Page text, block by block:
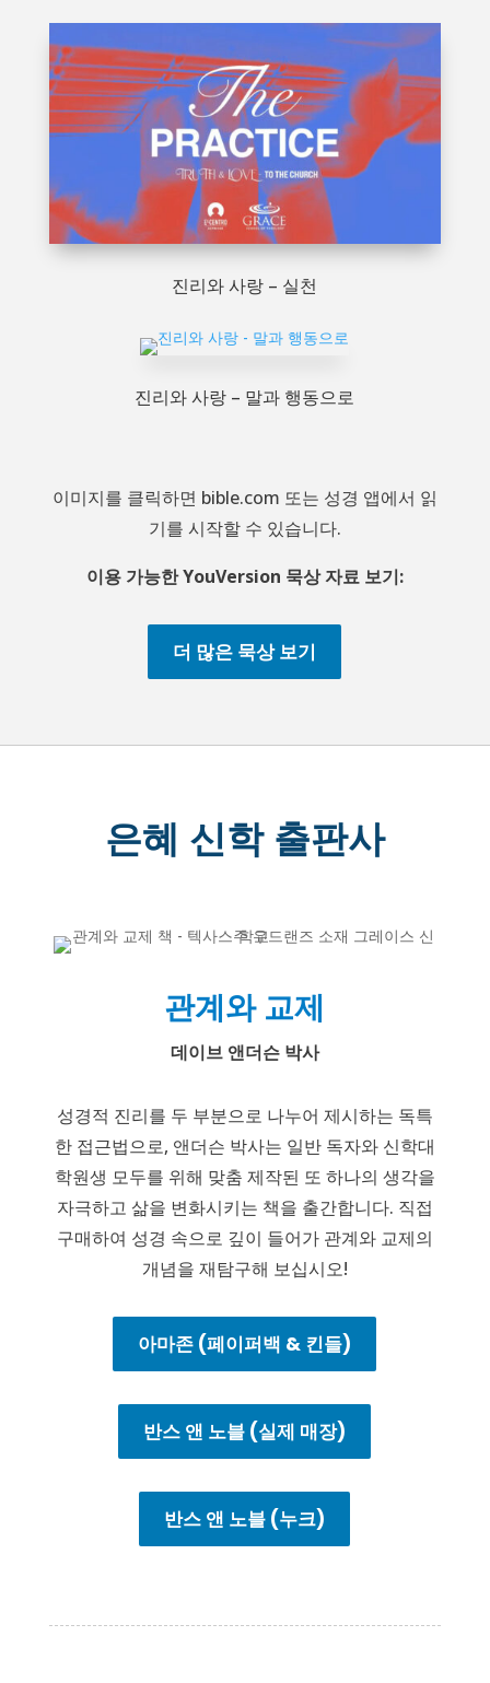
진리와 사랑 – 실천
진리와 사랑 – 말과 행동으로
이미지를 클릭하면 bible.com 또는 성경 앱에서 읽
기를 시작할 수 있습니다.
이용 가능한 YouVersion 묵상 자료 보기:
더 많은 묵상 보기
은혜 신학 출판사
관계와 교제
데이브 앤더슨 박사
성경적 진리를 두 부분으로 나누어 제시하는 독특
한 접근법으로, 앤더슨 박사는 일반 독자와 신학대
학원생 모두를 위해 맞춤 제작된 또 하나의 생각을
자극하고 삶을 변화시키는 책을 출간합니다. 직접
구매하여 성경 속으로 깊이 들어가 관계와 교제의
개념을 재탐구해 보십시오!
아마존 (페이퍼백 & 킨들)
반스 앤 노블 (실제 매장)
반스 앤 노블 (누크)